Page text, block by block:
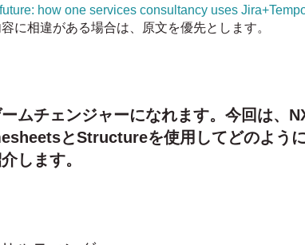
how one services consultancy uses
に相違がある場合は、原文を優先とします。
ムチェンジャーになれます。今回は、
とStructureを使用してどのよう
します。